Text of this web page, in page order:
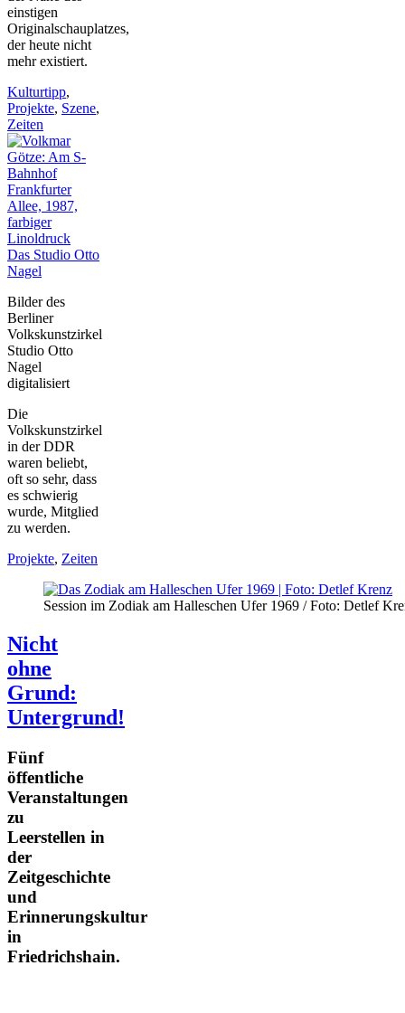
einstigen
Originalschauplatzes,
der heute nicht
mehr existiert.
Kulturtipp,
Projekte, Szene,
Zeiten
Das Studio Otto
Nagel
Bilder des
Berliner
Volkskunstzirkel
Studio Otto
Nagel
digitalisiert
Die
Volkskunstzirkel
in der DDR
waren beliebt,
oft so sehr, dass
es schwierig
wurde, Mitglied
zu werden.
Projekte, Zeiten
Session im Zodiak am Halleschen Ufer 1969 / Foto: Detlef
Nicht
ohne
Grund:
Untergrund!
Fünf
öffentliche
Veranstaltungen
zu
Leerstellen in
der
Zeitgeschichte
und
Erinnerungskultur
in
Friedrichshain.